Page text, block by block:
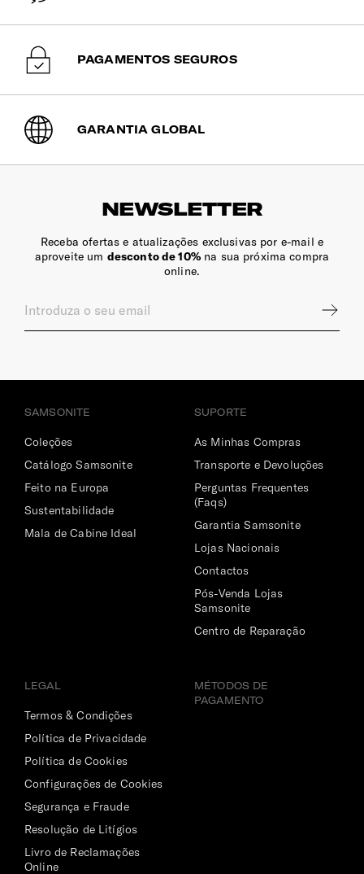
PAGAMENTOS SEGUROS
GARANTIA GLOBAL
NEWSLETTER
Receba ofertas e atualizações exclusivas por e-mail e
aproveite um desconto de 10%na sua próxima compra
online.
SAMSONITE
Coleções
Catálogo Samsonite
Feito na Europa
Sustentabilidade
Mala de Cabine Ideal
SUPORTE
As Minhas Compras
Transporte e Devoluções
Perguntas Frequentes
(Faqs)
Garantia Samsonite
Lojas Nacionais
Contactos
Pós-Venda Lojas
Samsonite
Centro de Reparação
LEGAL
Termos & Condições
Política de Privacidade
Política de Cookies
Configurações de Cookies
Segurança e Fraude
Resolução de Litígios
Livro de Reclamações
Online
MÉTODOS DE
PAGAMENTO